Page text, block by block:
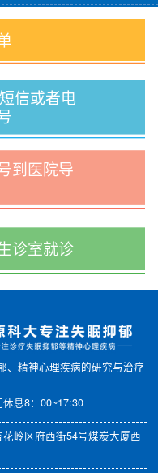
信或者电
到医院导
诊室就诊
、精神心理疾病的研究与治疗
息8：00~17:30
岭区府西街54号煤炭大厦西